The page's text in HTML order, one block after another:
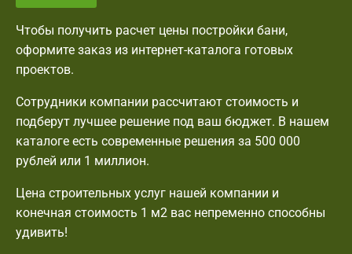
Чтобы получить расчет цены постройки бани,
оформите заказ из интернет-каталога готовых
проектов.
Сотрудники компании рассчитают стоимость и
подберут лучшее решение под ваш бюджет. В нашем
каталоге есть современные решения за 500 000
рублей или 1 миллион.
Цена строительных услуг нашей компании и
конечная стоимость 1 м2 вас непременно способны
удивить!